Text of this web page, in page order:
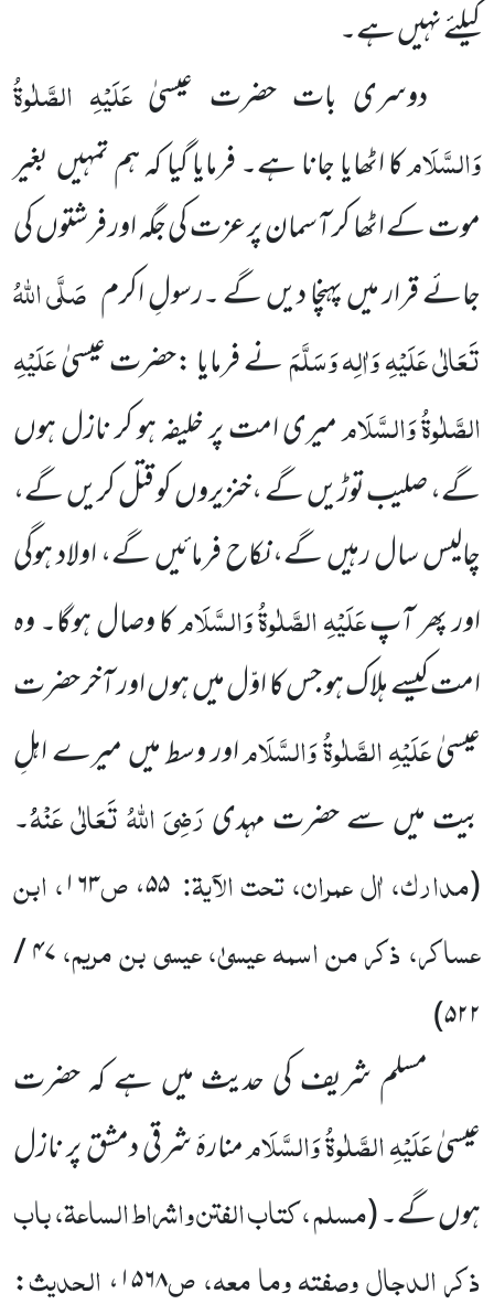
کیلئے نہیں ہے۔
دوسری بات حضرت عیسیٰ عَلَیْہِ الصَّلٰوۃُ
وَالسَّلَامکا اٹھایا جانا ہے۔ فرمایا گیا کہ ہم تمہیں بغیر
موت کے اٹھا کر آسمان پر عزت کی جگہ اور فرشتوں کی
جائے قرار میں پہنچا دیں گے ۔رسولِ اکرم صَلَّی اللہُ
تَعَالٰی عَلَیْہِ وَاٰلِہ وَسَلَّمَنے فرمایا :حضرت عیسیٰعَلَیْہِ
الصَّلٰوۃُ وَالسَّلَاممیری امت پر خلیفہ ہو کر نازل ہوں
گے، صلیب توڑیں گے ،خنزیروں کو قتل کریں گے،
چالیس سال رہیں گے، نکاح فرمائیں گے، اولاد ہوگی
اور پھر آپعَلَیْہِ الصَّلٰوۃُ وَالسَّلَامکا وصال ہوگا۔ وہ
امت کیسے ہلاک ہو جس کا اوّل میں ہوں اور آخر حضرت
عیسیٰعَلَیْہِ الصَّلٰوۃُ وَالسَّلَاماور وسط میں میرے اہلِ
بیت میں سے حضرت مہدیرَضِیَ اللہُ تَعَالٰی عَنْہُُ۔
(مدارک، اٰل عمران، تحت الآیۃ: ۵۵، ص۱۶۳، ابن
عساکر، ذکر من اسمہ عیسیٰ، عیسی بن مریم،
۴۷ /
۵۲۲)
مسلم شریف کی حدیث میں ہے کہ حضرت
عیسیٰعَلَیْہِ الصَّلٰوۃُ وَالسَّلَاممنارۂ شرقی دمشق پر نازل
ہوں گے۔(مسلم ، کتاب الفتن واشراط الساعۃ، باب
ذکر الدجال وصفتہ وما معہ، ص۱۵۶۸، الحدیث: